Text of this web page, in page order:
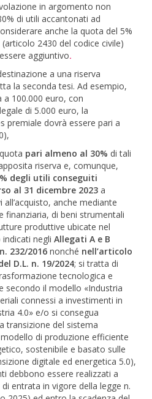
in argomento non
di utili accantonati ad
anche la quota del 5%
2430 del codice civile)
aggiuntivo.
a una riserva
la seconda tesi. Ad esempio,
a 100.000 euro, con
di 5.000 euro, la
premiale dovrà essere pari a
pari almeno al 30% di tali
riserva e, comunque,
degli utili conseguiti
al 31 dicembre 2023 a
all’acquisto, anche mediante
finanziaria, di beni strumentali
produttive ubicate nel
negli Allegati A e B
232/2016 nonché nell’articolo
D.L. n. 19/2024; si tratta di
tecnologica e
secondo il modello «Industria
connessi a investimenti in
4.0» e/o si consegua
transizione del sistema
di produzione efficiente
sostenibile e basato sulle
digitale ed energetica 5.0),
debbono essere realizzati a
entrata in vigore della legge n.